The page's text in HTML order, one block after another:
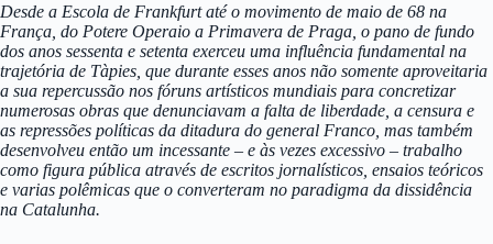
Desde a Escola de Frankfurt até o movimento de maio de 68 na
França, do Potere Operaio a Primavera de Praga, o pano de fundo
dos anos sessenta e setenta exerceu uma influência fundamental na
trajetória de Tàpies, que durante esses anos não somente aproveitaria
a sua repercussão nos fóruns artísticos mundiais para concretizar
numerosas obras que denunciavam a falta de liberdade, a censura e
as repressões políticas da ditadura do general Franco, mas também
desenvolveu então um incessante – e às vezes excessivo – trabalho
como figura pública através de escritos jornalísticos, ensaios teóricos
e varias polêmicas que o converteram no paradigma da dissidência
na Catalunha.